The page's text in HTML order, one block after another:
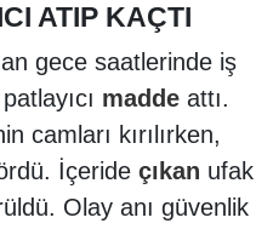
ATIP KAÇTI
gece saatlerinde iş
madde attı.
camları kırılırken,
İçeride çıkan ufak
Olay anı güvenlik